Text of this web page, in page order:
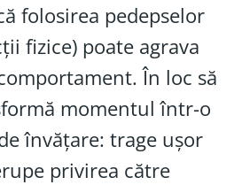
folosirea pedepselor
fizice) poate agrava
În loc să
momentul într-o
învățare: trage ușor
privirea către